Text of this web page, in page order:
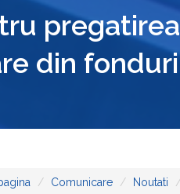
din
Comunicare Noutati